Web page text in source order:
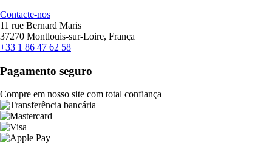
Contacte-nos
11 rue Bernard Maris
37270 Montlouis-sur-Loire, França
+33 1 86 47 62 58
Pagamento seguro
Compre em nosso site com total confiança